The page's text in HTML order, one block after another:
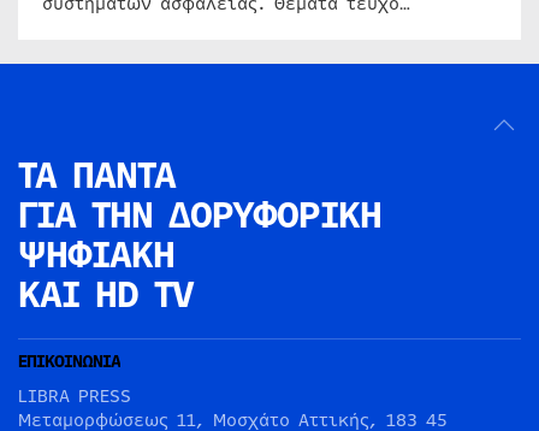
ΤΑ ΠΑΝΤΑ
ΓΙΑ ΤΗΝ ΔΟΡΥΦΟΡΙΚΗ
ΨΗΦΙΑΚΗ
ΚΑΙ HD TV
ΕΠΙΚΟΙΝΩΝΙΑ
LIBRA PRESS
Μεταμορφώσεως 11, Μοσχάτο Αττικής, 183 45